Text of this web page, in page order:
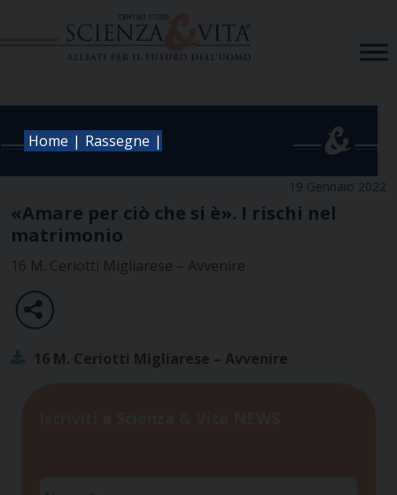
Home | Rassegne |
19 Gennaio 2022
«Amare per ciò che si è». I rischi nel
matrimonio
16 M. Ceriotti Migliarese – Avvenire
16 M. Ceriotti Migliarese – Avvenire